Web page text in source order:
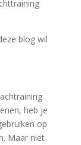
blog wil
heb je
op
Maar niet